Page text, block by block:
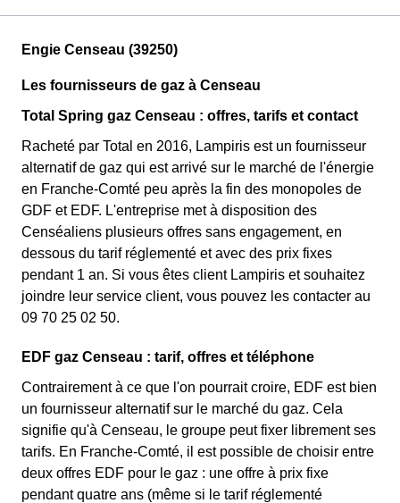
Engie Censeau (39250)
Les fournisseurs de gaz à Censeau
Total Spring gaz Censeau : offres, tarifs et contact
Racheté par Total en 2016, Lampiris est un fournisseur
alternatif de gaz qui est arrivé sur le marché de l'énergie
en Franche-Comté peu après la fin des monopoles de
GDF et EDF. L'entreprise met à disposition des
Censéaliens plusieurs offres sans engagement, en
dessous du tarif réglementé et avec des prix fixes
pendant 1 an. Si vous êtes client Lampiris et souhaitez
joindre leur service client, vous pouvez les contacter au
09 70 25 02 50.
EDF gaz Censeau : tarif, offres et téléphone
Contrairement à ce que l'on pourrait croire, EDF est bien
un fournisseur alternatif sur le marché du gaz. Cela
signifie qu'à Censeau, le groupe peut fixer librement ses
tarifs. En Franche-Comté, il est possible de choisir entre
deux offres EDF pour le gaz : une offre à prix fixe
pendant quatre ans (même si le tarif réglementé